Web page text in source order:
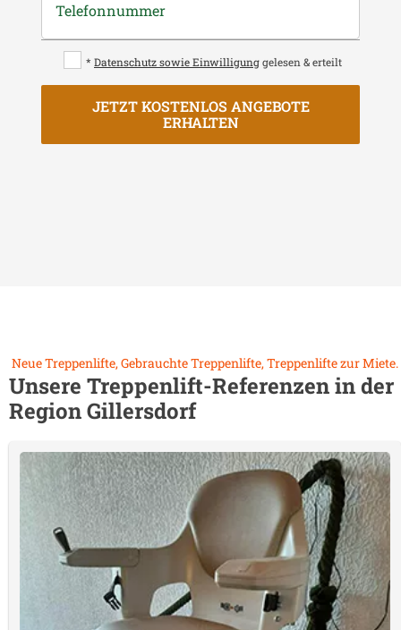
Telefonnummer
* Datenschutz sowie Einwilligung gelesen & erteilt
JETZT KOSTENLOS ANGEBOTE
ERHALTEN
Neue Treppenlifte, Gebrauchte Treppenlifte, Treppenlifte zur Miete.
Unsere Treppenlift-Referenzen in der
RegionGillersdorf